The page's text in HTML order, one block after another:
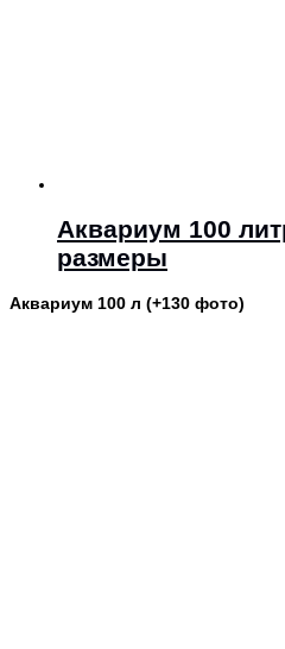
Аквариум 100
размеры
Аквариум 100 л (+130 фото)